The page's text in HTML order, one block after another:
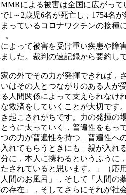
による被害は全国に広がっ
1～2歳児6名が死亡し，1754
っているコロナワクチンの接
。
って被害を受け重い疾患や障
した。裁判の速記録から要約し
の外でその力が発揮できれば
はその人とつながりのある人
人間関係によって支えられな
救済をしていくことが大切です。
起こされがちです。力の発揮
うに太っていく，普遍性をも
の力が普遍性を持つ，普遍性
れてもらうときにも，親が入
に，本人に携わるというふう
れていると思います。」（応用
のお風呂」，そして「人間の
存在」，そしてさらにそれが